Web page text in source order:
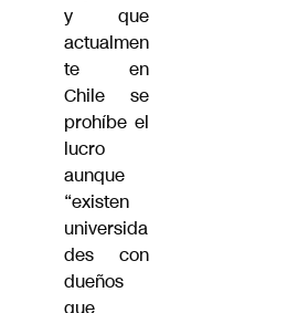
y que
actualmen
te en
Chile se
prohíbe el
lucro
aunque
“existen
universida
des con
dueños
que